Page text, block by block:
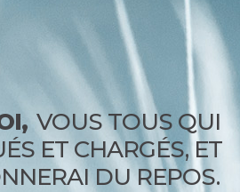
VOUS TOUS QUI
ET CHARGÉS, ET
DU REPOS.